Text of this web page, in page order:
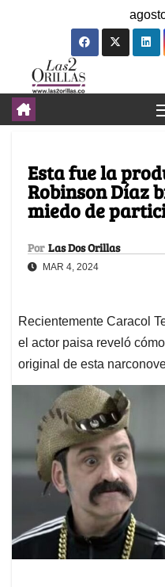
Esta fue la
Robinson Díaz
miedo de
Por Las Dos Orillas
MAR 4, 2024
Recientemente Caracol
el actor paisa reveló
original de esta